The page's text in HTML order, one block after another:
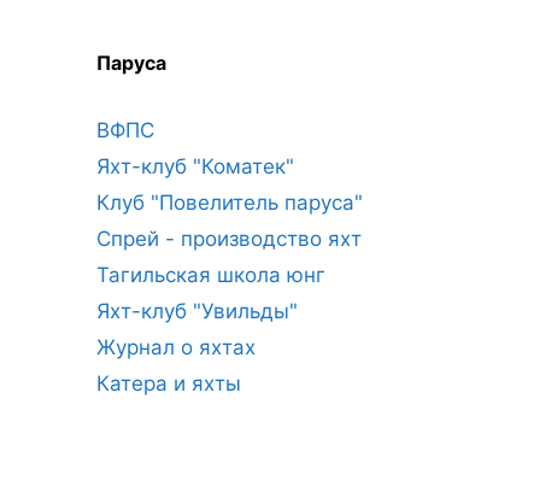
Паруса
ВФПС
Яхт-клуб "Коматек"
Клуб "Повелитель паруса"
Спрей - производство яхт
Тагильская школа юнг
Яхт-клуб "Увильды"
Журнал о яхтах
Катера и яхты